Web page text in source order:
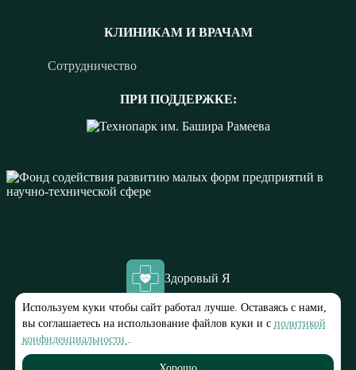
Здоровый Я
ООО “МЕДЭК”
ИНН 1683009960
© 2023-2025 «Здоровый Я»
КЛИНИКАМ И ВРАЧАМ
Сотрудничество
ПРИ ПОДДЕРЖКЕ:
Используем куки чтобы сайт работал лучше. Оставаясь с нами,
вы соглашаетесь на использование файлов куки и с политикой
конфиденциальности .